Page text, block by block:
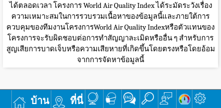
ได้ตลอดเวลา โครงการ World Air Quality Index ได้ระมัดระวังเรื่อง
ความเหมาะสมในการรวบรวมเนื้อหาของข้อมูลนี้และภายใต้การ
ควบคุมของทีมงานโครงการWorld Air Quality Indexหรือตัวแทนของ
โครงการจะรับผิดชอบต่อการทำสัญญาละเมิดหรืออื่น ๆ สำหรับการ
สูญเสียการบาดเจ็บหรือความเสียหายที่เกิดขึ้นโดยตรงหรือโดยอ้อม
จากการจัดหาข้อมูลนี้
บ้าน ที่นี่